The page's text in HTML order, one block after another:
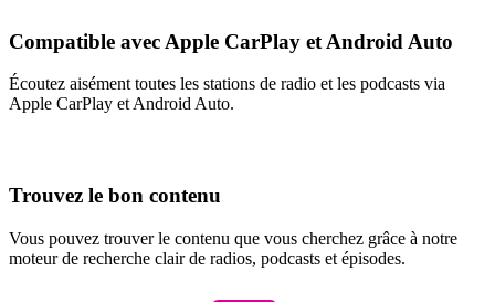
Compatible avec Apple CarPlay et Android Auto
Écoutez aisément toutes les stations de radio et les podcasts via
Apple CarPlay et Android Auto.
Trouvez le bon contenu
Vous pouvez trouver le contenu que vous cherchez grâce à notre
moteur de recherche clair de radios, podcasts et épisodes.